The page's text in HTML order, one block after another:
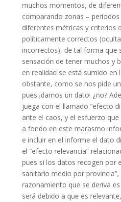
muchos momentos, de
comparando zonas –
diferentes métricas y criterios
políticamente correctos
incorrectos), de tal forma que
sensación de tener muchos y
en realidad se está sumido
obstante, como se nos pide
pues ¡damos un dato! ¿no?
juega con el llamado “efecto
ante el caos, y el esfuerzo
a fondo en este marasmo
e incluir en el informe el dato
el “efecto relevancia”
pues si los datos recogen por
sanitario medio por
razonamiento que se deriva
será debido a que es